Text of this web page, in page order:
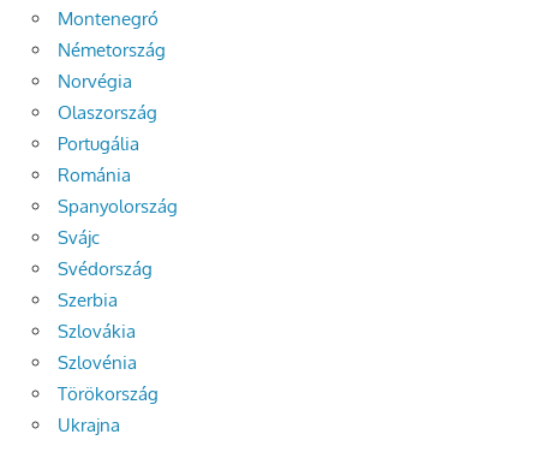
Montenegró
Németország
Norvégia
Olaszország
Portugália
Románia
Spanyolország
Svájc
Svédország
Szerbia
Szlovákia
Szlovénia
Törökország
Ukrajna